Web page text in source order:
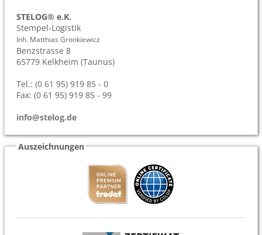
STELOG® e.K.
Stempel-Logistik
Inh. Matthias Gronkiewicz
Benzstrasse 8
65779 Kelkheim (Taunus)
Tel.: (0 61 95) 919 85 - 0
Fax: (0 61 95) 919 85 - 99
info@stelog.de
Auszeichnungen